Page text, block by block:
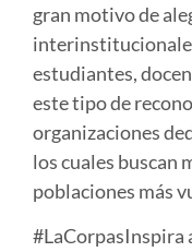
gran motivo de
estudiantes,
este tipo de
organizaciones
los cuales buscan
poblaciones más
#LaCorpasInspira